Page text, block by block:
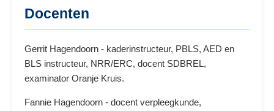
Docenten
Gerrit Hagendoorn - kaderinstructeur, PBLS, AED en
BLS instructeur, NRR/ERC, docent SDBREL,
examinator Oranje Kruis.
Fannie Hagendoorn - docent verpleegkunde,